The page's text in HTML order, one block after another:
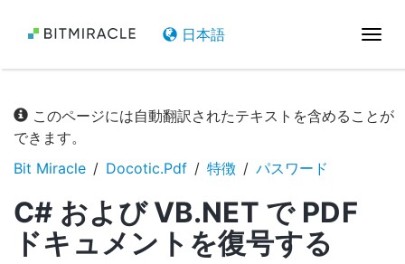
日本語
ナ
シ
このページには自動翻訳されたテキストを含めることが
できます。
Bit Miracle
Docotic.Pdf 特徴 パスワード
C# および VB.NET で PDF
ドキュメントを復号する